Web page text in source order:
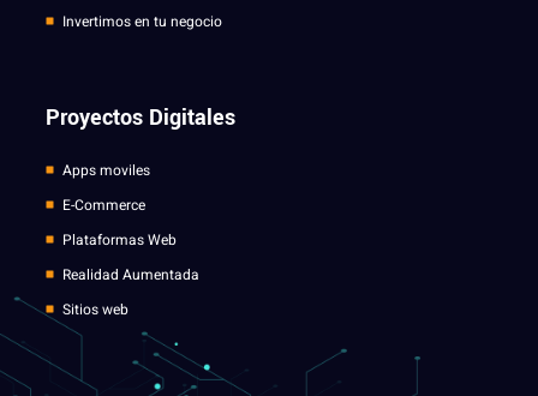
Invertimos en tu negocio
Proyectos Digitales
Apps moviles
E-Commerce
Plataformas Web
Realidad Aumentada
Sitios web